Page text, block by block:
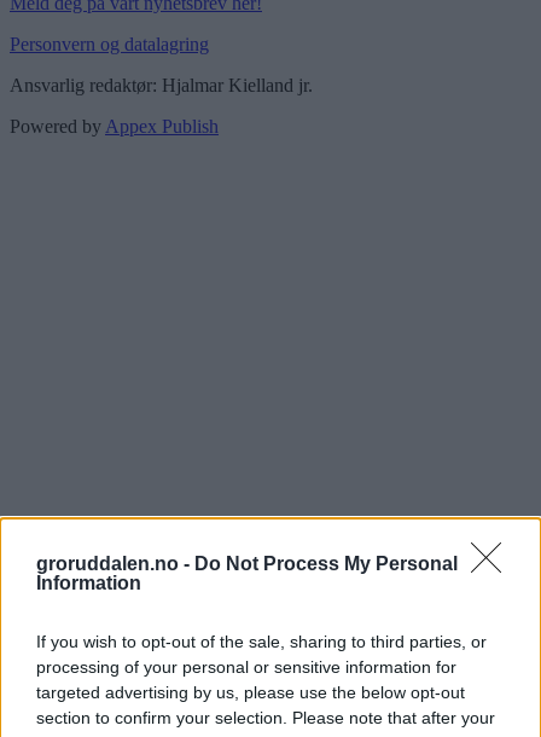
groruddalen.no - Do Not Process My Personal
Information
If you wish to opt-out of the sale, sharing to third parties, or
processing of your personal or sensitive information for
targeted advertising by us, please use the below opt-out
section to confirm your selection. Please note that after your
Personvern og datalagring
Ansvarlig redaktør: Hjalmar Kielland jr.
Powered by Appex Publish